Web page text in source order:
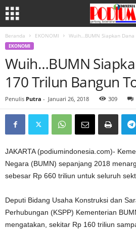
Beranda EKONOMI Wuih…BUMN Siapkan
EKONOMI
Wuih…BUMN
170 Trilun Bangun
Penulis Putra - Januari 26, 2018 309
JAKARTA (podiumindonesia.com)-
Negara (BUMN) sepanjang 2018
sebesar Rp 660 triliun untuk seluruh
Deputi Bidang Usaha Konstruksi dan
Perhubungan (KSPP) Kementerian
mengatakan, sekitar Rp 160 triliun